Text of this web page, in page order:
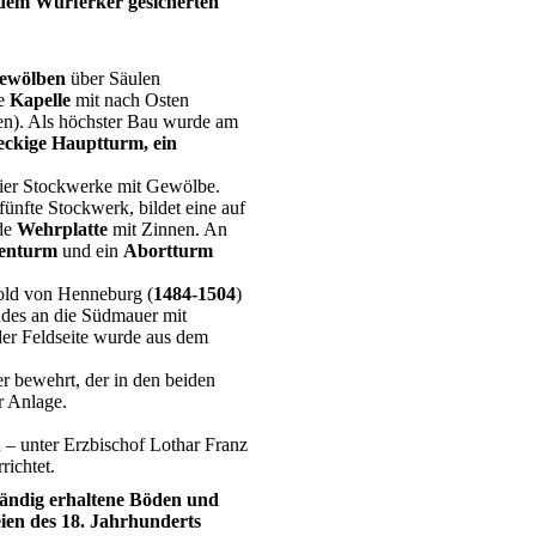
über Säulen
Kapelle mit nach Osten
Als höchster Bau wurde am
Hauptturm, ein
Stockwerke mit Gewölbe.
Stockwerk, bildet eine auf
Wehrplatte mit Zinnen. An
und ein Abortturm
von Henneburg (1484-1504)
an die Südmauer mit
Feldseite wurde aus dem
bewehrt, der in den beiden
Anlage.
unter Erzbischof Lothar Franz
erhaltene Böden und
des 18. Jahrhunderts